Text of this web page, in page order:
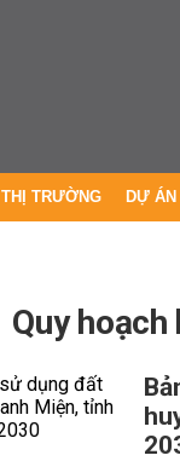
THỊ TRƯỜNG DỰ ÁN
Quy